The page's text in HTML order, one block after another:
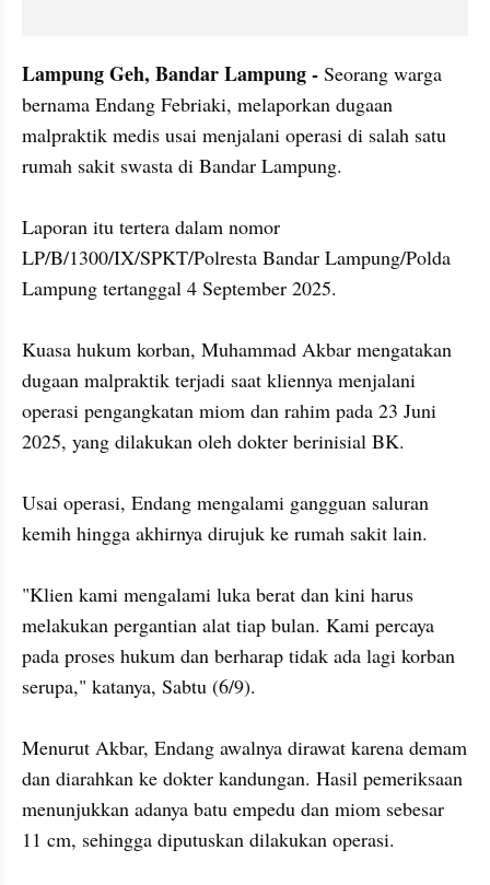
Lampung Geh, Bandar Lampung - Seorang warga
bernama Endang Febriaki, melaporkan dugaan
malpraktik medis usai menjalani operasi di salah satu
rumah sakit swasta di Bandar Lampung.
Laporan itu tertera dalam nomor
LP/B/1300/IX/SPKT/Polresta Bandar Lampung/Polda
Lampung tertanggal 4 September 2025.
Kuasa hukum korban, Muhammad Akbar mengatakan
dugaan malpraktik terjadi saat kliennya menjalani
operasi pengangkatan miom dan rahim pada 23 Juni
2025, yang dilakukan oleh dokter berinisial BK.
Usai operasi, Endang mengalami gangguan saluran
kemih hingga akhirnya dirujuk ke rumah sakit lain.
"Klien kami mengalami luka berat dan kini harus
melakukan pergantian alat tiap bulan. Kami percaya
pada proses hukum dan berharap tidak ada lagi korban
serupa," katanya, Sabtu (6/9).
Menurut Akbar, Endang awalnya dirawat karena demam
dan diarahkan ke dokter kandungan. Hasil pemeriksaan
menunjukkan adanya batu empedu dan miom sebesar
11 cm, sehingga diputuskan dilakukan operasi.